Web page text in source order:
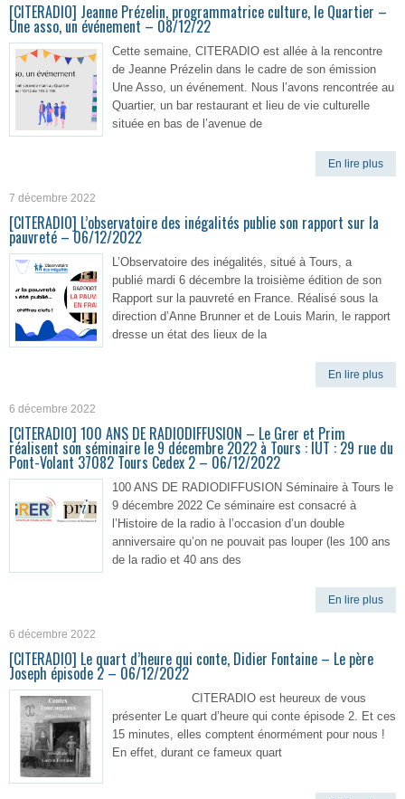
[CITERADIO] Jeanne Prézelin, programmatrice culture, le Quartier –
Une asso, un événement – 08/12/22
Cette semaine, CITERADIO est allée à la rencontre
de Jeanne Prézelin dans le cadre de son émission
Une Asso, un événement. Nous l’avons rencontrée au
Quartier, un bar restaurant et lieu de vie culturelle
située en bas de l’avenue de
En lire plus
7 décembre 2022
[CITERADIO] L’observatoire des inégalités publie son rapport sur la
pauvreté – 06/12/2022
L’Observatoire des inégalités, situé à Tours, a
publié mardi 6 décembre la troisième édition de son
Rapport sur la pauvreté en France. Réalisé sous la
direction d’Anne Brunner et de Louis Marin, le rapport
dresse un état des lieux de la
En lire plus
6 décembre 2022
[CITERADIO] 100 ANS DE RADIODIFFUSION – Le Grer et Prim
réalisent son séminaire le 9 décembre 2022 à Tours : IUT : 29 rue du
Pont-Volant 37082 Tours Cedex 2 – 06/12/2022
100 ANS DE RADIODIFFUSION Séminaire à Tours le
9 décembre 2022 Ce séminaire est consacré à
l’Histoire de la radio à l’occasion d’un double
anniversaire qu’on ne pouvait pas louper (les 100 ans
de la radio et 40 ans des
En lire plus
6 décembre 2022
[CITERADIO] Le quart d’heure qui conte, Didier Fontaine – Le père
Joseph épisode 2 – 06/12/2022
CITERADIO est heureux de vous
présenter Le quart d’heure qui conte épisode 2. Et ces
15 minutes, elles comptent énormément pour nous !
En effet, durant ce fameux quart